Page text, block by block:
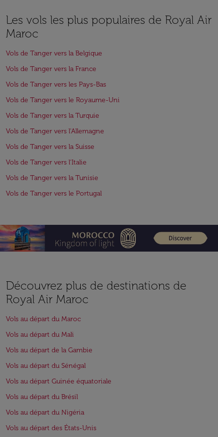
Les vols les plus populaires de Royal Air
Maroc
Vols de Tanger vers la Belgique
Vols de Tanger vers la France
Vols de Tanger vers les Pays-Bas
Vols de Tanger vers le Royaume-Uni
Vols de Tanger vers la Turquie
Vols de Tanger vers l'Allemagne
Vols de Tanger vers la Suisse
Vols de Tanger vers l'Italie
Vols de Tanger vers la Tunisie
Vols de Tanger vers le Portugal
Découvrez plus de destinations de
Royal Air Maroc
Vols au départ du Maroc
Vols au départ du Mali
Vols au départ de la Gambie
Vols au départ du Sénégal
Vols au départ Guinée équatoriale
Vols au départ du Brésil
Vols au départ du Nigéria
Vols au départ des États-Unis